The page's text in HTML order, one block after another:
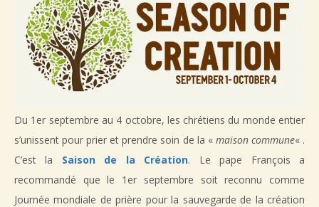
Du 1er septembre au 4 octobre, les chrétiens du monde entier
s’unissent pour prier et prendre soin de la « maison commune« .
C’est la Saison de la Création. Le pape François a
recommandé que le 1er septembre soit reconnu comme
Journée mondiale de prière pour la sauvegarde de la création